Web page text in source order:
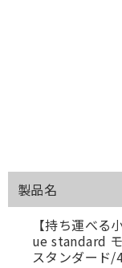
製品名
【持ち運べ
ue standard
スタンダード/